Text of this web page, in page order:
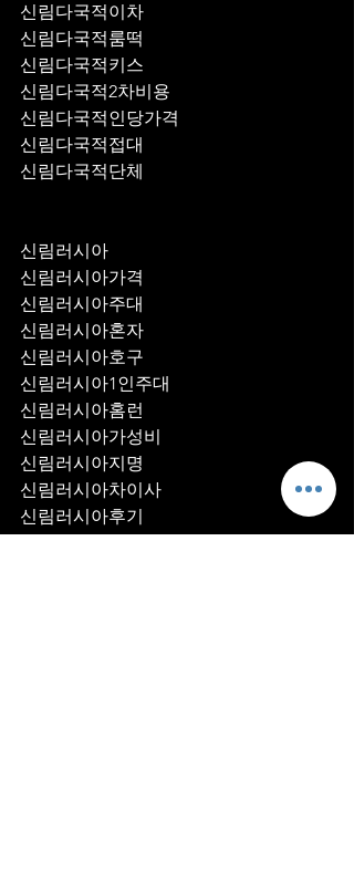
신림다국적이차
신림다국적룸떡
신림다국적키스
신림다국적2차비용
신림다국적인당가격
신림다국적접대
신림다국적단체
신림러시아
신림러시아가격
신림러시아주대
신림러시아혼자
신림러시아호구
신림러시아1인주대
신림러시아홈런
신림러시아가성비
신림러시아지명
신림러시아차이사
신림러시아후기